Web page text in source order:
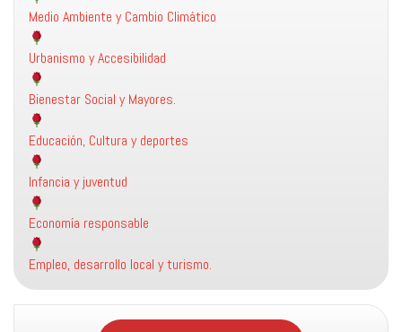
Medio Ambiente y Cambio Climático
Urbanismo y Accesibilidad
Bienestar Social y Mayores.
Educación, Cultura y deportes
Infancia y juventud
Economía responsable
Empleo, desarrollo local y turismo.